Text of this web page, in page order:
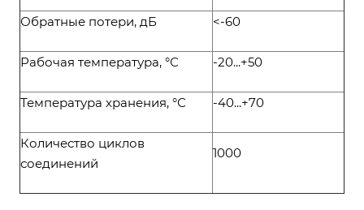
Обратные потери, дБ <-60
Рабочая температура, °С -20...+50
Температура хранения, °С -40...+70
Количество циклов
соединений
1000